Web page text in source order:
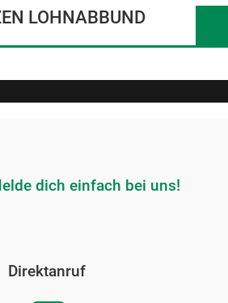
LOHNABBUND
dich einfach bei uns!
Direktanruf